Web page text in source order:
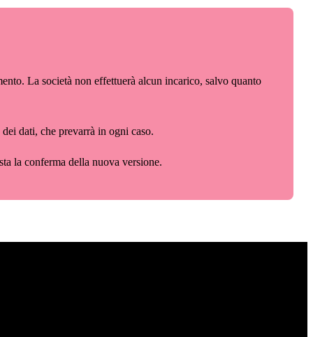
La società non effettuerà alcun incarico, salvo quanto
dati, che prevarrà in ogni caso.
la conferma della nuova versione.